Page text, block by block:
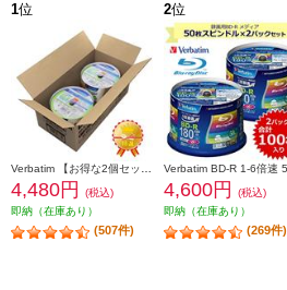
1位
Verbatim 【お得な2個セット&安心梱包】映像用/BD-R/50枚パック2個セット/25GB/6倍速対応/インクジェット対応ワイド VBR130RP50V1X2
4,480円
(税込)
即納（在庫あり）
(507件)
2位
4,600円
(税込)
即納（在庫あり）
(269件)